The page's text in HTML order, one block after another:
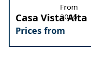
From
2026
Casa Vista Alta
Prices from